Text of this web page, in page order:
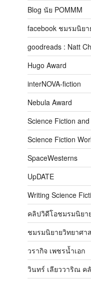
Blog นัย POMMM
facebook ชมรมนิย
goodreads : Natt
Hugo Award
interNOVA-fiction
Nebula Award
Science Fiction
Science Fiction
SpaceWesterns
UpDATE
Writing Science
คลิปวิดีโอชมรมนิยา
ชมรมนิยายวิทยาศ
วรากิจ เพชรน้ำเอก
วินทร์ เลียววาริณ ค